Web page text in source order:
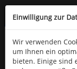
Kompletten Head
Einwilligung zur
Wir verwenden
um Ihnen ein
bieten. Einige sind